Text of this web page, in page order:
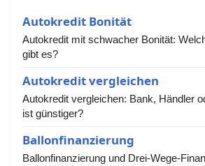
Autokredit Bonität
Autokredit mit schwacher Bonität:
gibt es?
Autokredit vergleichen
Autokredit vergleichen: Bank, Händler
ist günstiger?
Ballonfinanzierung
Ballonfinanzierung und Drei-Wege-